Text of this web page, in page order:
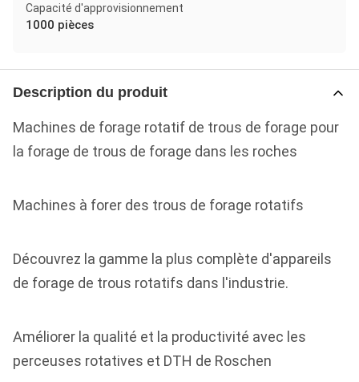
Capacité d'approvisionnement
1000 pièces
Description du produit
Machines de forage rotatif de trous de forage pour
la forage de trous de forage dans les roches
Machines à forer des trous de forage rotatifs
Découvrez la gamme la plus complète d'appareils
de forage de trous rotatifs dans l'industrie.
Améliorer la qualité et la productivité avec les
perceuses rotatives et DTH de Roschen